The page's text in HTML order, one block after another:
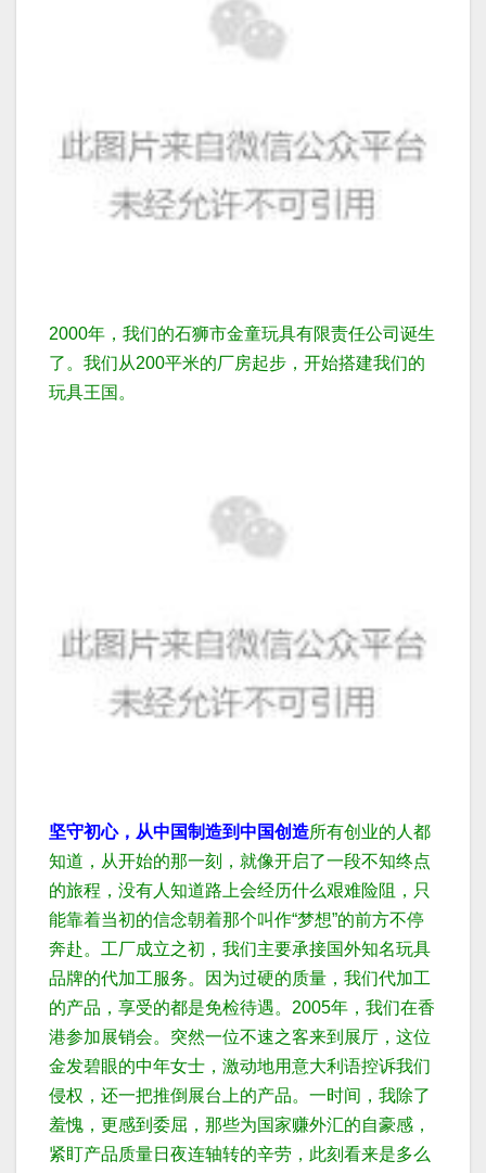
2000年，我们的石狮市金童玩具有限责任公司诞生
了。我们从200平米的厂房起步，开始搭建我们的
玩具王国。
坚守初心，从中国制造到中国创造所有创业的人都
知道，从开始的那一刻，就像开启了一段不知终点
的旅程，没有人知道路上会经历什么艰难险阻，只
能靠着当初的信念朝着那个叫作“梦想”的前方不停
奔赴。 工厂成立之初，我们主要承接国外知名玩具
品牌的代加工服务。因为过硬的质量，我们代加工
的产品，享受的都是免检待遇。 2005年，我们在香
港参加展销会。突然一位不速之客来到展厅，这位
金发碧眼的中年女士，激动地用意大利语控诉我们
侵权，还一把推倒展台上的产品。 一时间，我除了
羞愧，更感到委屈，那些为国家赚外汇的自豪感，
紧盯产品质量日夜连轴转的辛劳，此刻看来是多么